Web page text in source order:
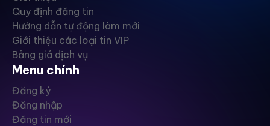
Quy định đăng tin
Hướng dẫn tự động làm mới
Giới thiệu các loại tin VIP
Bảng giá dịch vụ
Menu chính
Đăng ký
Đăng nhập
Đăng tin mới